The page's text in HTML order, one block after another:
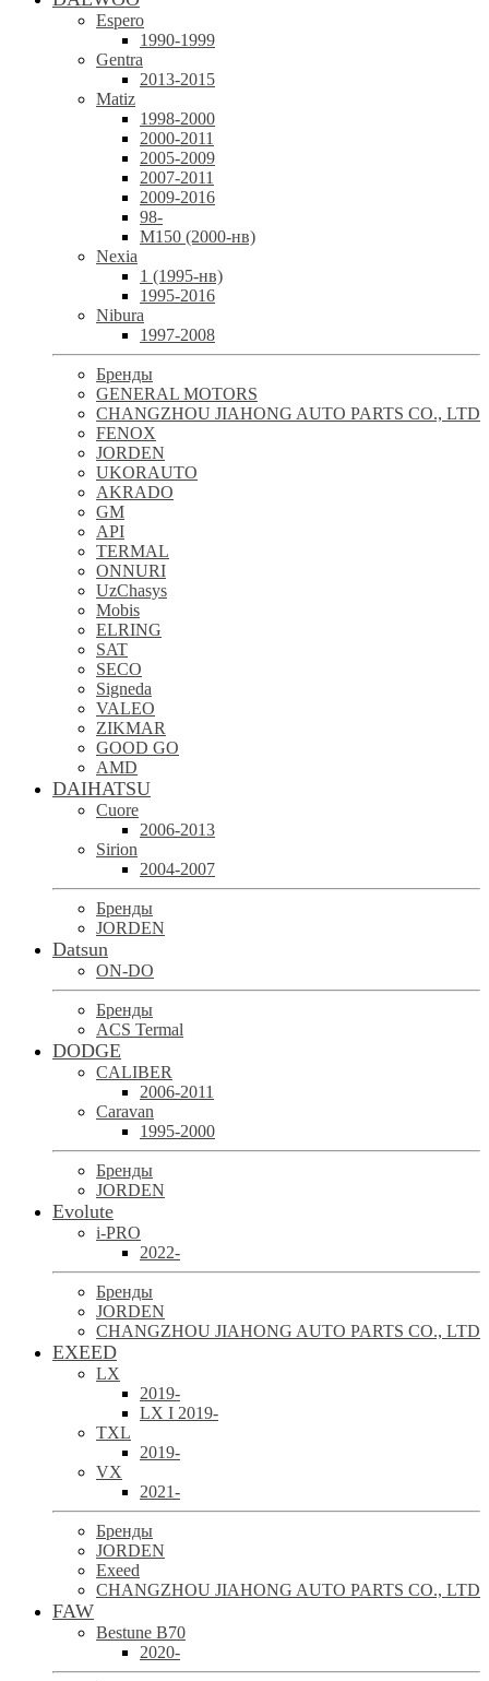
Espero
1990-1999
Gentra
2013-2015
Matiz
1998-2000
2000-2011
2005-2009
2007-2011
2009-2016
98-
М150 (2000-нв)
Nexia
1 (1995-нв)
1995-2016
Nibura
1997-2008
Бренды
GENERAL MOTORS
CHANGZHOU JIAHONG AUTO PARTS CO., LTD
FENOX
JORDEN
UKORAUTO
AKRADO
GM
API
TERMAL
ONNURI
UzChasys
Mobis
ELRING
SAT
SECO
Signeda
VALEO
ZIKMAR
GOOD GO
AMD
DAIHATSU
Cuore
2006-2013
Sirion
2004-2007
Бренды
JORDEN
Datsun
ON-DO
Бренды
ACS Termal
DODGE
CALIBER
2006-2011
Caravan
1995-2000
Бренды
JORDEN
Evolute
i-PRO
2022-
Бренды
JORDEN
CHANGZHOU JIAHONG AUTO PARTS CO., LTD
EXEED
LX
2019-
LX I 2019-
TXL
2019-
VX
2021-
Бренды
JORDEN
Exeed
CHANGZHOU JIAHONG AUTO PARTS CO., LTD
FAW
Bestune B70
2020-